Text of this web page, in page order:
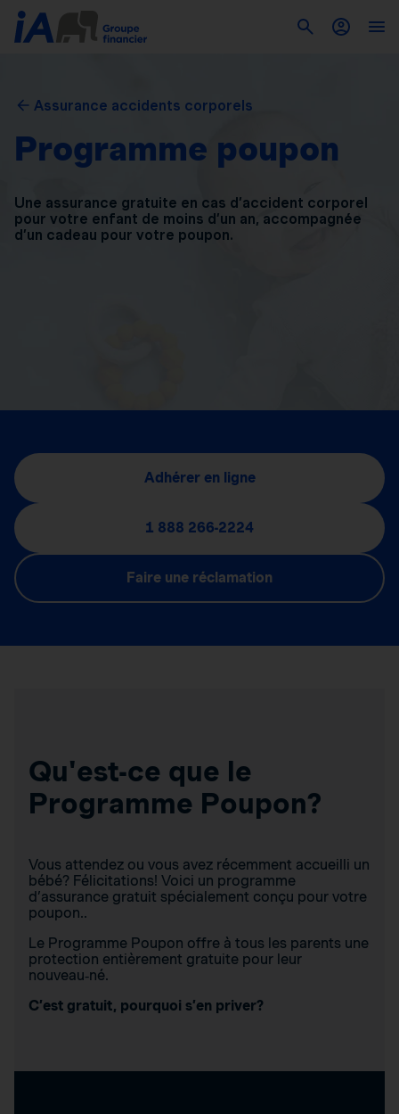
Assurance accidents corporels
Programme poupon
Une assurance gratuite en cas d’accident corporel
pour votre enfant de moins d’un an, accompagnée
d’un cadeau pour votre poupon.
Adhérer en ligne
1 888 266-2224
Faire une réclamation
Qu'est-ce que le
Programme Poupon?
Vous attendez ou vous avez récemment accueilli un
bébé? Félicitations! Voici un programme
d’assurance gratuit spécialement conçu pour votre
poupon..
Le Programme Poupon offre à tous les parents une
protection entièrement gratuite pour leur
nouveau‑né.
C’est gratuit, pourquoi s’en priver?